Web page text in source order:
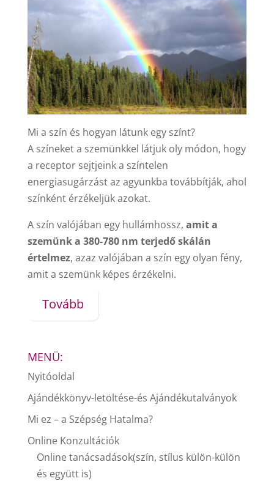
Mi a szín és hogyan látunk egy színt?
A színeket a szemünkkel látjuk oly módon, hogy
a receptor sejtjeink a színtelen
energiasugárzást az agyunkba továbbítják, ahol
színként érzékeljük azokat.
A szín valójában egy hullámhossz, amit a
szemünk a 380-780 nm terjedő skálán
értelmez, azaz valójában a szín egy olyan fény,
amit a szemünk képes érzékelni.
Tovább
MENÜ:
Nyitóoldal
Ajándékkönyv-letöltése-és Ajándékutalványok
Mi ez – a Szépség Hatalma?
Online Konzultációk
Online tanácsadások(szín, stílus külön-külön
és együtt is)